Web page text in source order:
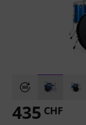
435 CHF